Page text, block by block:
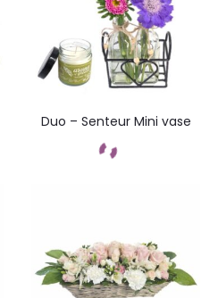
Duo – Senteur Mini vase